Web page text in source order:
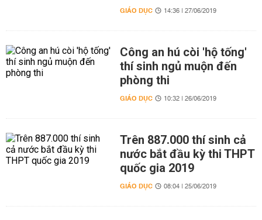
GIÁO DỤC 14:36 | 27/06/2019
Công an hú còi 'hộ tống'
thí sinh ngủ muộn đến
phòng thi
GIÁO DỤC 10:32 | 26/06/2019
Trên 887.000 thí sinh cả
nước bắt đầu kỳ thi THPT
quốc gia 2019
GIÁO DỤC 08:04 | 25/06/2019